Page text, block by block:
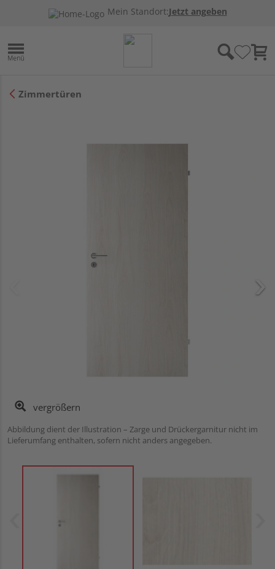
Mein Standort:Jetzt angeben
Zimmertüren
vergrößern
Abbildung dient der Illustration – Zarge und Drückergarnitur nicht im
Lieferumfang enthalten, sofern nicht anders angegeben.